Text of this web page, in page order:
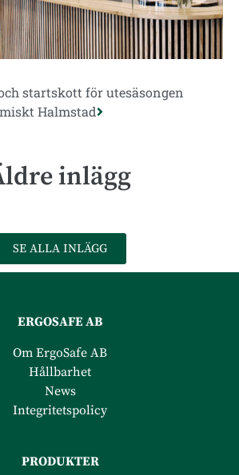
startskott för utesäsongen
Halmstad
inlägg
SE ALLA INLÄGG
ERGOSAFE AB
Om ErgoSafe AB
Hållbarhet
News
Integritetspolicy
PRODUKTER